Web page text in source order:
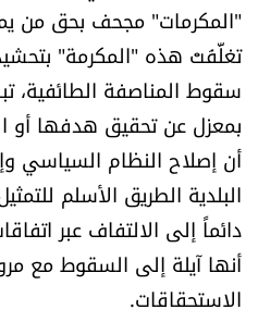
"المكرمات" مجحف بحق من
تغلَّفَتْ هذه "المكرمة"
سقوط المناصفة الطائفية،
بمعزل عن تحقيق هدفها أو
أن إصلاح النظام السياسي
البلدية الطريق الأسلم
دائماً إلى الالتفاف عبر
أنها آيلة إلى السقوط مع
الاستحقاقات.